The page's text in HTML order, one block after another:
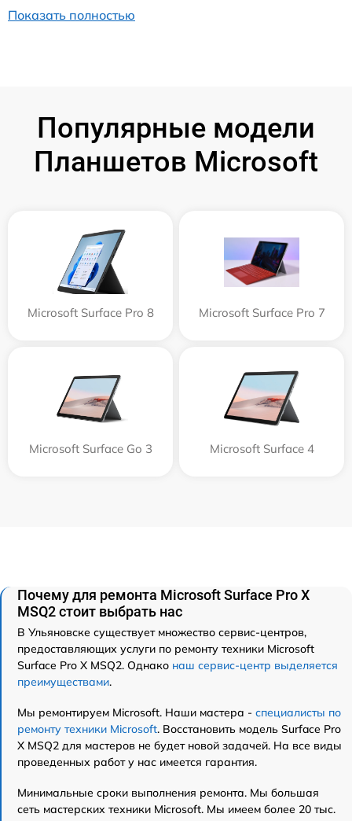
Показать полностью
Популярные модели
Планшетов Microsoft
Microsoft Surface Pro 8 Microsoft Surface Pro 7
Microsoft Surface Go 3 Microsoft Surface 4
Почему для ремонта Microsoft Surface Pro X
MSQ2 стоит выбрать нас
В Ульяновске существует множество сервис-центров,
предоставляющих услуги по ремонту техники Microsoft
Surface Pro X MSQ2. Однако наш сервис-центр выделяется
преимуществами.
Мы ремонтируем Microsoft. Наши мастера - специалисты по
ремонту техники Microsoft. Восстановить модель Surface Pro
X MSQ2 для мастеров не будет новой задачей. На все виды
проведенных работ у нас имеется гарантия.
Минимальные сроки выполнения ремонта. Мы большая
сеть мастерских техники Microsoft. Мы имеем более 20 тыс.